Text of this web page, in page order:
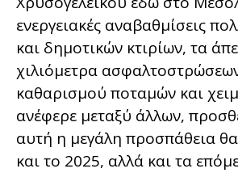
ενεργειακές αναβαθμίσεις
και δημοτικών κτιρίων, τα
χιλιόμετρα
καθαρισμού ποταμών και
ανέφερε μεταξύ άλλων,
αυτή η μεγάλη προσπάθεια θα
και το 2025, αλλά και τα